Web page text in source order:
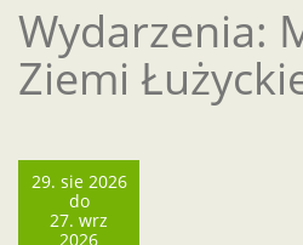
Wydarzenia:
Ziemi
29. sie 2026
do
27. wrz
2026